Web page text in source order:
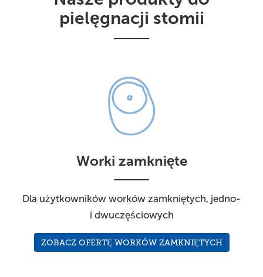
pielęgnacji stomii
Worki zamknięte
Dla użytkowników worków zamkniętych, jedno-
i dwuczęściowych
ZOBACZ OFERTĘ WORKÓW ZAMKNIĘTYCH